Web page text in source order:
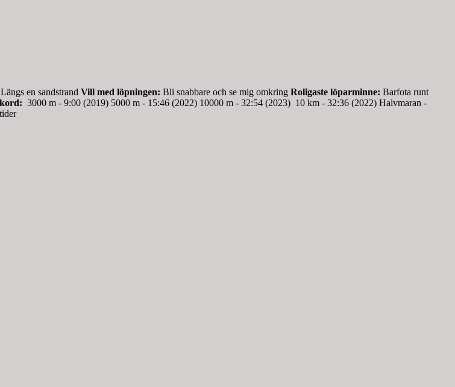
Längs en sandstrand Vill med löpningen: Bli snabbare och se mig omkring Roligaste löparminne: Barfota runt
3000 m - 9:00 (2019) 5000 m - 15:46 (2022) 10000 m - 32:54 (2023) 10 km - 32:36 (2022) Halvmaran -